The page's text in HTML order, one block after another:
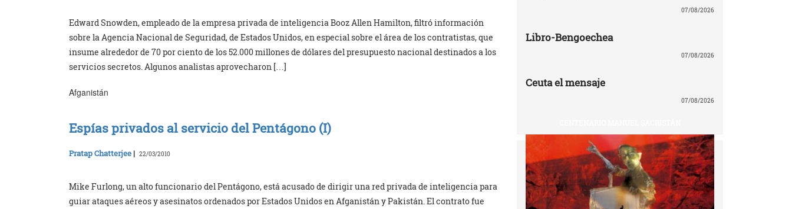
Edward Snowden, empleado de la empresa privada de inteligencia Booz Allen Hamilton, filtró información
sobre la Agencia Nacional de Seguridad, de Estados Unidos, en especial sobre el área de los contratistas, que
insume alrededor de 70 por ciento de los 52.000 millones de dólares del presupuesto nacional destinados a los
servicios secretos. Algunos analistas aprovecharon […]
Afganistán
Espías privados al servicio del Pentágono (I)
Pratap Chatterjee | 22/03/2010
Mike Furlong, un alto funcionario del Pentágono, está acusado de dirigir una red privada de inteligencia para
guiar ataques aéreos y asesinatos ordenados por Estados Unidos en Afganistán y Pakistán. El contrato fue
07/08/2026
Libro-Bengoechea
07/08/2026
Ceuta el mensaje
07/08/2026